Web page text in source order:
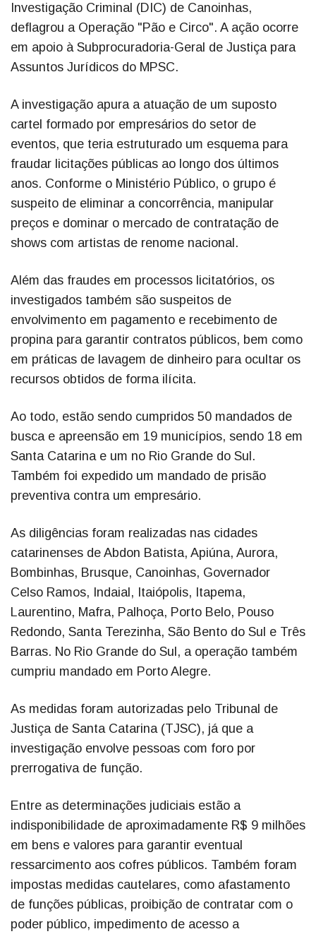
Investigação Criminal (DIC) de Canoinhas,
deflagrou a Operação "Pão e Circo". A ação ocorre
em apoio à Subprocuradoria-Geral de Justiça para
Assuntos Jurídicos do MPSC.
A investigação apura a atuação de um suposto
cartel formado por empresários do setor de
eventos, que teria estruturado um esquema para
fraudar licitações públicas ao longo dos últimos
anos. Conforme o Ministério Público, o grupo é
suspeito de eliminar a concorrência, manipular
preços e dominar o mercado de contratação de
shows com artistas de renome nacional.
Além das fraudes em processos licitatórios, os
investigados também são suspeitos de
envolvimento em pagamento e recebimento de
propina para garantir contratos públicos, bem como
em práticas de lavagem de dinheiro para ocultar os
recursos obtidos de forma ilícita.
Ao todo, estão sendo cumpridos 50 mandados de
busca e apreensão em 19 municípios, sendo 18 em
Santa Catarina e um no Rio Grande do Sul.
Também foi expedido um mandado de prisão
preventiva contra um empresário.
As diligências foram realizadas nas cidades
catarinenses de Abdon Batista, Apiúna, Aurora,
Bombinhas, Brusque, Canoinhas, Governador
Celso Ramos, Indaial, Itaiópolis, Itapema,
Laurentino, Mafra, Palhoça, Porto Belo, Pouso
Redondo, Santa Terezinha, São Bento do Sul e Três
Barras. No Rio Grande do Sul, a operação também
cumpriu mandado em Porto Alegre.
As medidas foram autorizadas pelo Tribunal de
Justiça de Santa Catarina (TJSC), já que a
investigação envolve pessoas com foro por
prerrogativa de função.
Entre as determinações judiciais estão a
indisponibilidade de aproximadamente R$ 9 milhões
em bens e valores para garantir eventual
ressarcimento aos cofres públicos. Também foram
impostas medidas cautelares, como afastamento
de funções públicas, proibição de contratar com o
poder público, impedimento de acesso a